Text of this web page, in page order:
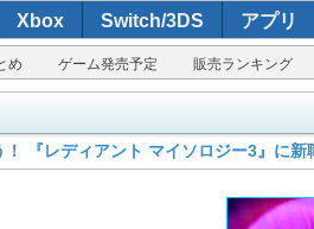
Xbox Switch/3DS アプリ
め ゲーム発売予定 販売ランキング
『レディアント マイソロジー3』に新